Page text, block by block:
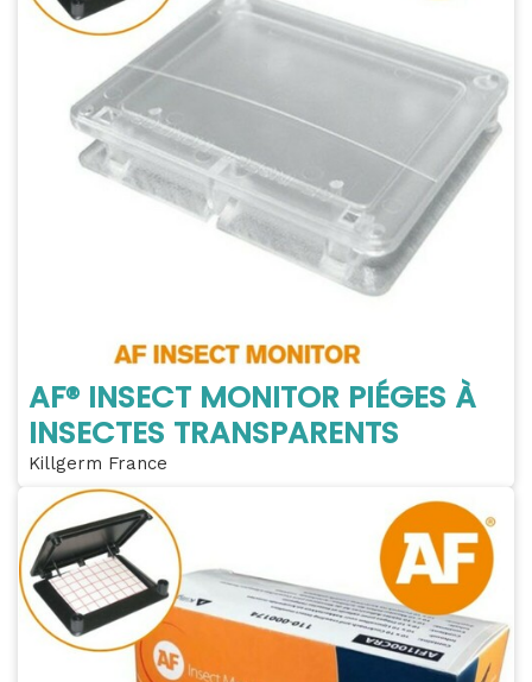
AF® INSECT MONITOR PIÉGES À
INSECTES TRANSPARENTS
Killgerm France